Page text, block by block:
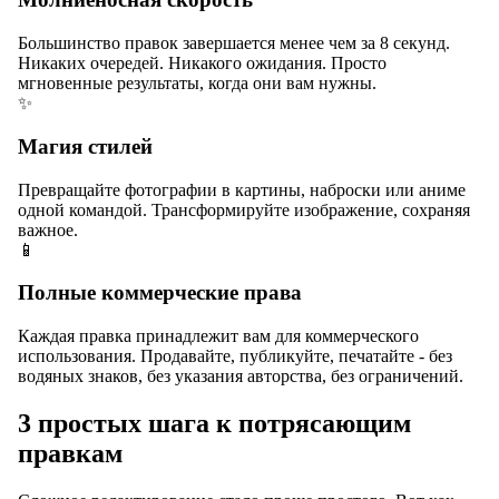
Большинство правок завершается менее чем за 8 секунд.
Никаких очередей. Никакого ожидания. Просто
мгновенные результаты, когда они вам нужны.
✨
Магия стилей
Превращайте фотографии в картины, наброски или аниме
одной командой. Трансформируйте изображение, сохраняя
важное.
📱
Полные коммерческие права
Каждая правка принадлежит вам для коммерческого
использования. Продавайте, публикуйте, печатайте - без
водяных знаков, без указания авторства, без ограничений.
3 простых шага к потрясающим
правкам